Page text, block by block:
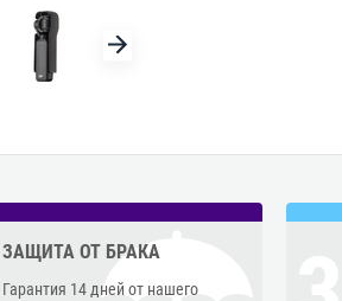
ЗАЩИТА ОТ БРАКА
Гарантия 14 дней от нашего